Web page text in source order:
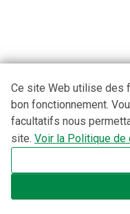
Ce site Web utilise des
bon fonctionnement.
facultatifs nous
site. Voir la Politique de